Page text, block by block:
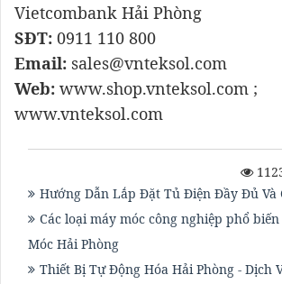
Vietcombank Hải Phòng
SĐT: 0911 110 800
Email: sales@vnteksol.com
Web: www.shop.vnteksol.com ;
www.vnteksol.com
Hướng Dẫn Lắp Đặt Tủ Điện Đầy Đủ Và
Các loại máy móc công nghiệp phổ
Móc Hải Phòng
Thiết Bị Tự Động Hóa Hải Phòng - Dịch